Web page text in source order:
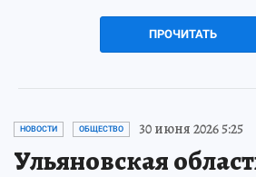
ПРОЧИТАТЬ
НОВОСТИ ОБЩЕСТВО 30 июня 2026 5:25
Ульяновская